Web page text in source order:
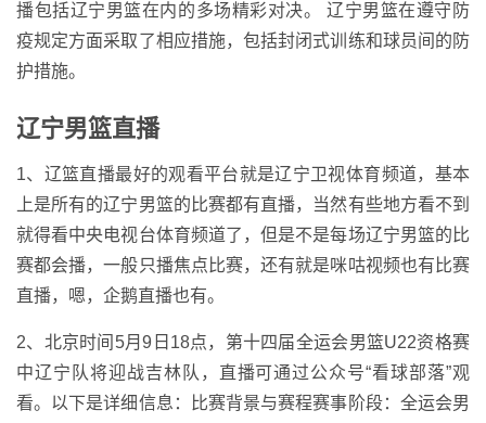
播包括辽宁男篮在内的多场精彩对决。 辽宁男篮在遵守防
疫规定方面采取了相应措施，包括封闭式训练和球员间的防
护措施。
辽宁男篮直播
1、辽篮直播最好的观看平台就是辽宁卫视体育频道，基本
上是所有的辽宁男篮的比赛都有直播，当然有些地方看不到
就得看中央电视台体育频道了，但是不是每场辽宁男篮的比
赛都会播，一般只播焦点比赛，还有就是咪咕视频也有比赛
直播，嗯，企鹅直播也有。
2、北京时间5月9日18点，第十四届全运会男篮U22资格赛
中辽宁队将迎战吉林队，直播可通过公众号“看球部落”观
看。以下是详细信息：比赛背景与赛程赛事阶段：全运会男